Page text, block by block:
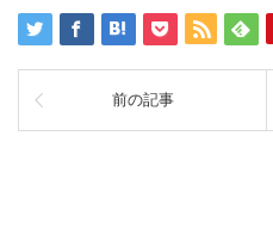
前の記事